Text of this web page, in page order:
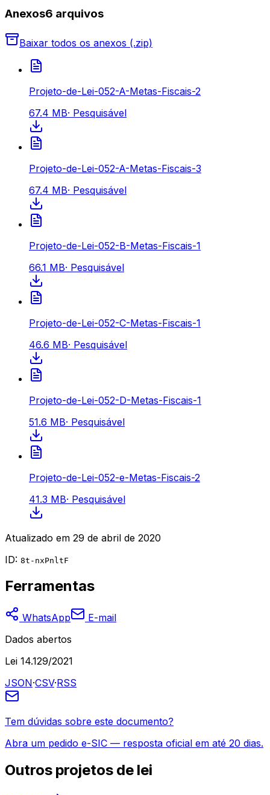
Anexos6 arquivos
Baixar todos os anexos (.zip)
Projeto-de-Lei-052-A-Metas-Fiscais-2
67.4 MB· Pesquisável
Projeto-de-Lei-052-A-Metas-Fiscais-3
67.4 MB· Pesquisável
Projeto-de-Lei-052-B-Metas-Fiscais-1
66.1 MB· Pesquisável
Projeto-de-Lei-052-C-Metas-Fiscais-1
46.6 MB· Pesquisável
Projeto-de-Lei-052-D-Metas-Fiscais-1
51.6 MB· Pesquisável
Projeto-de-Lei-052-e-Metas-Fiscais-2
41.3 MB· Pesquisável
Atualizado em 29 de abril de 2020
ID: 8t-nxPnltF
Ferramentas
WhatsApp
E-mail
Dados abertos
Lei 14.129/2021
JSON·CSV·RSS
Tem dúvidas sobre este documento?
Abra um pedido e-SIC — resposta oficial em até 20 dias.
Outros projetos de lei